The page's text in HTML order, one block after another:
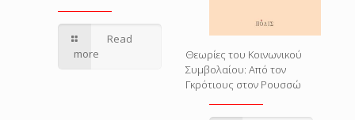
Read
more
Θεωρίες του Κοινωνικού
Συμβολαίου: Από τον
Γκρότιους στον Ρουσσώ